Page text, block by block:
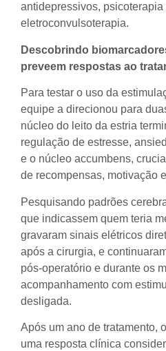
antidepressivos, psicoterapia
eletroconvulsoterapia.
Descobrindo
preveem respostas ao
Para testar o uso da
equipe a direcionou para
núcleo do leito da estria
regulação de estresse,
e o núcleo accumbens,
de recompensas, motivação
Pesquisando padrões
que indicassem quem teria
gravaram sinais elétricos
após a cirurgia, e
pós-operatório e durante os
acompanhamento com
desligada.
Após um ano de tratamento,
uma resposta clínica